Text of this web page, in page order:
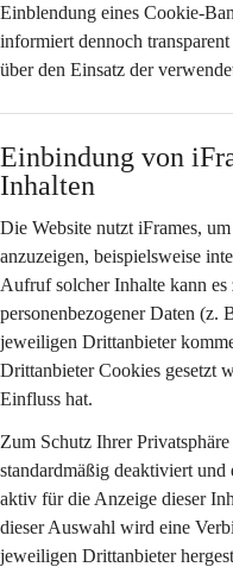
Einblendung eines Cookie-
informiert dennoch
über den Einsatz der
Einbindung von
Inhalten
Die Website nutzt iFrames,
anzuzeigen, beispielsweise
Aufruf solcher Inhalte kann
personenbezogener Daten (z.
jeweiligen Drittanbieter
Drittanbieter Cookies gesetzt
Einfluss hat.
Zum Schutz Ihrer
standardmäßig deaktiviert und
aktiv für die Anzeige dieser
dieser Auswahl wird eine
jeweiligen Drittanbieter